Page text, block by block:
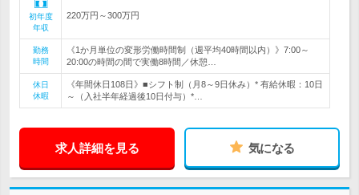
初年度
年収
220万円～300万円
勤務
時間
《1か月単位の変形労働時間制（週平均40時間以内）》7:00～
20:00の時間の間で実働8時間／休憩…
休日
休暇
《年間休日108日》■シフト制（月8～9日休み）* 有給休暇：10日
～（入社半年経過後10日付与）*…
求人詳細を見る 気になる